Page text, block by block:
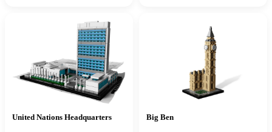
United Nations Headquarters Big Ben